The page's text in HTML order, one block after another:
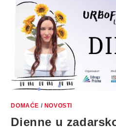
DOMAĆE / NOVOSTI
Dienne u